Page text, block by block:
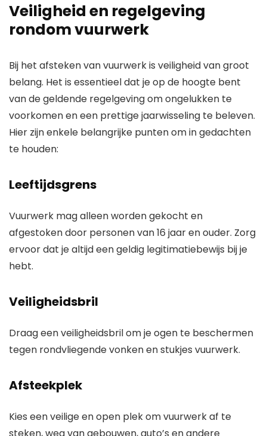
Veiligheid en regelgeving
rondom vuurwerk
Bij het afsteken van vuurwerk is veiligheid van groot
belang. Het is essentieel dat je op de hoogte bent
van de geldende regelgeving om ongelukken te
voorkomen en een prettige jaarwisseling te beleven.
Hier zijn enkele belangrijke punten om in gedachten
te houden:
Leeftijdsgrens
Vuurwerk mag alleen worden gekocht en
afgestoken door personen van 16 jaar en ouder. Zorg
ervoor dat je altijd een geldig legitimatiebewijs bij je
hebt.
Veiligheidsbril
Draag een veiligheidsbril om je ogen te beschermen
tegen rondvliegende vonken en stukjes vuurwerk.
Afsteekplek
Kies een veilige en open plek om vuurwerk af te